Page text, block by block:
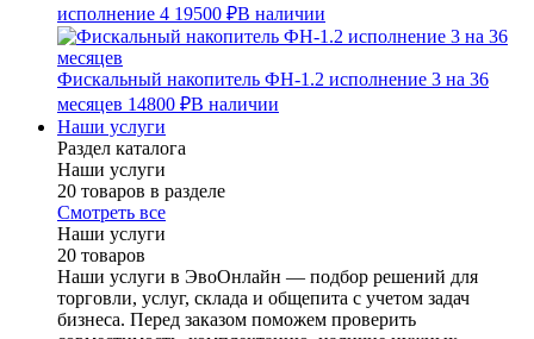
исполнение 4 19500 ₽В наличии
Фискальный накопитель ФН-1.2 исполнение 3 на 36
месяцев 14800 ₽В наличии
Наши услуги
Раздел каталога
Наши услуги
20 товаров в разделе
Смотреть все
Наши услуги
20 товаров
Наши услуги в ЭвоОнлайн — подбор решений для
торговли, услуг, склада и общепита с учетом задач
бизнеса. Перед заказом поможем проверить